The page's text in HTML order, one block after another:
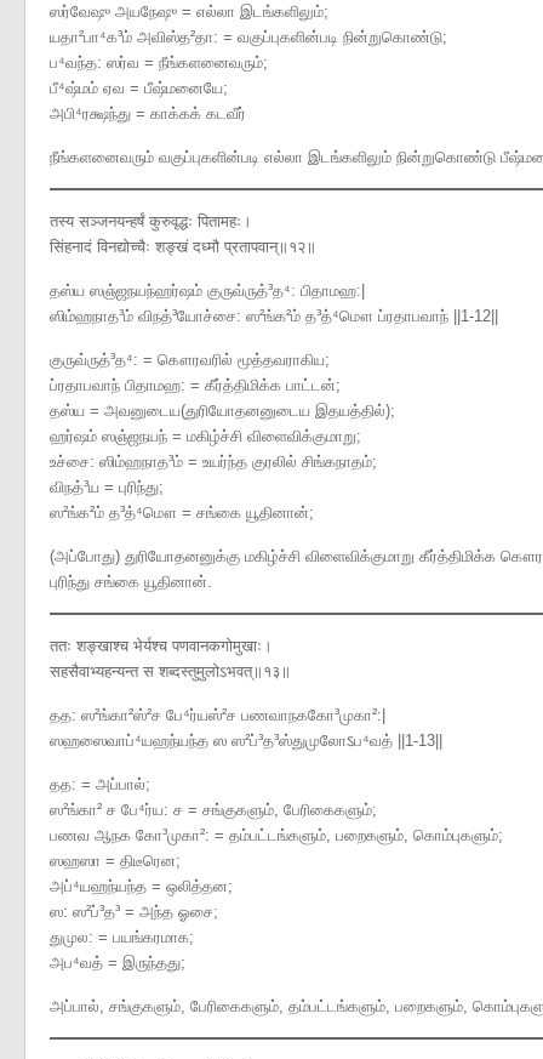
ஸர்வேஷு அயநேஷு = எல்லா இடங்களிலும்;
யதா²பா⁴க³ம் அவிஸ்த²தா: = வகுப்புகளின்படி நின்றுகொண்டு;
ப⁴வந்த: ஸர்வ = நீங்களனைவரும்;
பீ⁴ஷ்மம் ஏவ = பீஷ்மனையே;
அபி⁴ரக்ஷந்து = காக்கக் கடவீர்
நீங்களனைவரும் வகுப்புகளின்படி எல்லா இடங்களிலும் நின்றுகொண்டு
तस्य सञ्जनयन्हर्षं कुरुवृद्धः पितामहः।
सिंहनादं विनद्योच्चैः शङ्खं दध्मौ प्रतापवान्॥१२॥
தஸ்ய ஸஞ்ஜநயந்ஹர்ஷம் குருவ்ருத்³த⁴​: பிதாமஹ​:|
ஸிம்ஹநாத³ம் விநத்³யோச்சை​: ஸ²ங்க²ம் த³த்⁴மௌ ப்ரதாபவாந் ||1-12||
குருவ்ருத்³த⁴: = கௌரவரில் மூத்தவராகிய;
ப்ரதாபவாந் பிதாமஹ: = கீர்த்திமிக்க பாட்டன்;
தஸ்ய = அவனுடைய(துரியோதனனுடைய இதயத்தில்);
ஹர்ஷம் ஸஞ்ஜநயந் = மகிழ்ச்சி விளைவிக்குமாறு;
உச்சை: ஸிம்ஹநாத³ம் = உயர்ந்த குரலில் சிங்கநாதம்;
விநத்³ய = புரிந்து;
ஸ²ங்க²ம் த³த்⁴மௌ = சங்கை யூதினான்;
(அப்போது) துரியோதனனுக்கு மகிழ்ச்சி விளைவிக்குமாறு கீர்த்திமிக்க
புரிந்து சங்கை யூதினான்.
ततः शङ्खाश्च भेर्यश्च पणवानकगोमुखाः।
सहसैवाभ्यहन्यन्त स शब्दस्तुमुलोऽभवत्॥१३॥
தத​: ஸ²ங்கா²ஸ்²ச பே⁴ர்யஸ்²ச பணவாநககோ³முகா²​:|
ஸஹஸைவாப்⁴யஹந்யந்த ஸ ஸ²ப்³த³ஸ்துமுலோऽப⁴வத் ||1-13||
தத: = அப்பால்;
ஸ²ங்கா² ச பே⁴ர்ய: ச = சங்குகளும், பேரிகைகளும்;
பணவ ஆநக கோ³முகா²: = தம்பட்டங்களும், பறைகளும், கொம்புகளும்;
ஸஹஸா = திடீரென;
அப்⁴யஹந்யந்த = ஒலித்தன;
ஸ: ஸ²ப்³த³ = அந்த ஓசை;
துமுல: = பயங்கரமாக;
அப⁴வத் = இருந்தது;
அப்பால், சங்குகளும், பேரிகைகளும், தம்பட்டங்களும், பறைகளும்,